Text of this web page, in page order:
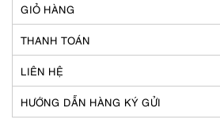
GIỎ HÀNG
THANH TOÁN
LIÊN HỆ
HƯỚNG DẪN HÀNG KÝ GỬI